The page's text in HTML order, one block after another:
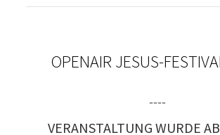
OPENAIR JESUS-
----
VERANSTALTUNG WURDE